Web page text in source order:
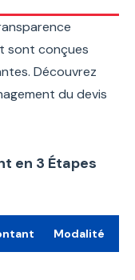
sont conçues
Découvrez
du devis
en 3 Étapes
Modalité